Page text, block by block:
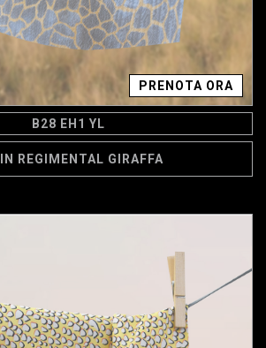
PRENOTA ORA
B28 EH1 YL
REGIMENTAL GIRAFFA